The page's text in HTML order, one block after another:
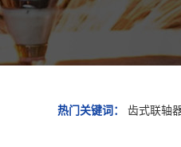
热门关键词： 齿式联轴